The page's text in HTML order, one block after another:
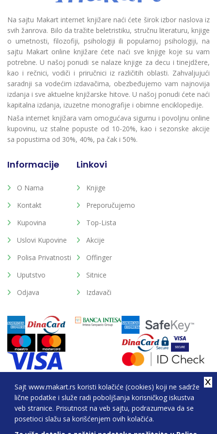
Sajt www.makart.rs koristi kolačiće (cookies) koji ne sadrže
lične podatke i služe radi poboljšanja korisničkog iskustva
veb stranice. Prisutnost na veb sajtu, podrazumeva da se
posetioci slažu sa korišćenjem ovih kolačića.
Na sajtu Makart internet knjižare naći ćete širok izbor naslova iz
svih žanrova. Bilo da tražite beletristiku, stručnu literaturu, knjige
o umetnosti, filozofiji, psihologiji ili popularnoj psihologiji, na
sajtu Makart online knjižare ćete naći sve knjige koje su vam
potrebne. U našoj ponudi se nalaze knjige za decu i tinejdžere,
kao i rečnici, vodiči i priručnici iz različitih oblasti. Zahvaljujući
saradnji sa vodećim izdavačima, obezbeđujemo vam najnovija
izdanja i sve aktuelne knjižarske hitove. U našoj ponudi ćete naći
kapitalna izdanja, izuzetne monografije i obimne enciklopedije.
Naša internet knjižara vam omogućava sigurnu i povoljnu online
kupovinu, uz stalne popuste od 10-20%, kao i sezonske akcije
sa popustima od 30%, 40%, pa čak i 50%.
Informacije
O Nama
Kontakt
Kupovina
Uslovi Kupovine
Polisa Privatnosti
Uputstvo
Odjava
Linkovi
Knjige
Preporučujemo
Top-Lista
Akcije
Offinger
Sitnice
Izdavači
2026. All Rights Reserved © Makart.rs - MAKART DOO
BEOGRAD (NOVI BEOGRAD), PIB: 105184104, MB:
20337524